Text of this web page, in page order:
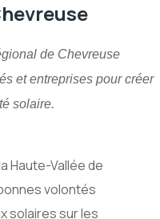
de Chevreuse
et entreprises pour créer
solaire.
Haute-Vallée de
volontés
solaires sur les